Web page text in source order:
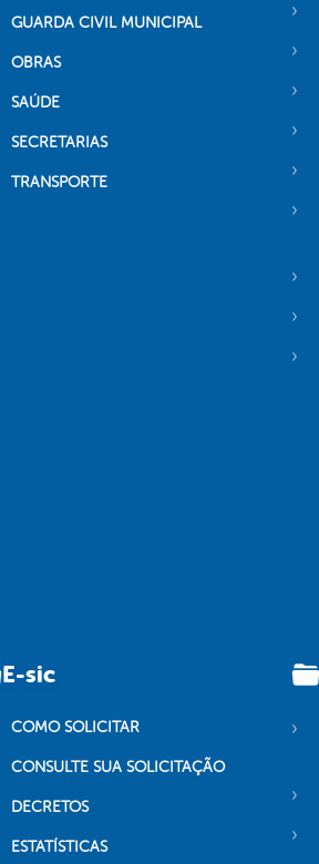
GUARDA CIVIL MUNICIPAL
OBRAS
SAÚDE
SECRETARIAS
TRANSPORTE
E-sic
COMO SOLICITAR
CONSULTE SUA SOLICITAÇÃO
DECRETOS
ESTATÍSTICAS